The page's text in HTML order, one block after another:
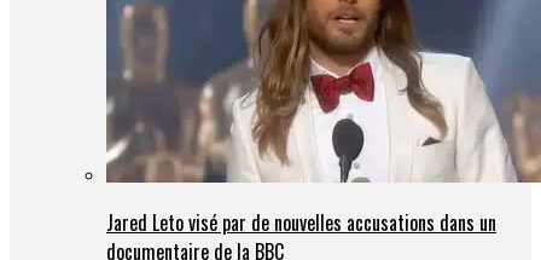
Jared Leto visé par de nouvelles accusations dans un
documentaire de la BBC